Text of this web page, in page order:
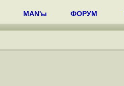
MAN'ы ФОРУМ